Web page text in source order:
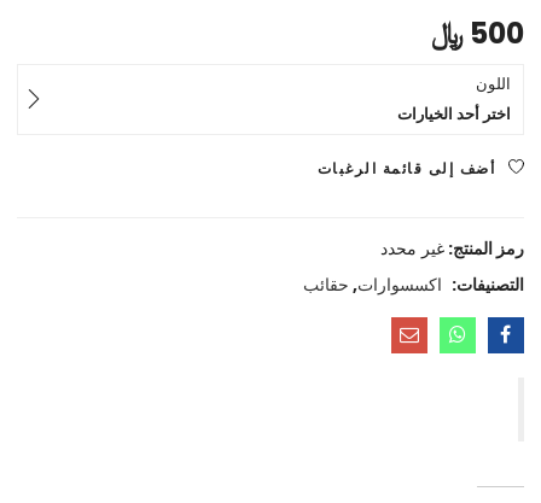
500 ﷼
اللون
اختر أحد الخيارات
أضف إلى قائمة الرغبات
رمز المنتج:غير محدد
التصنيفات: اكسسوارات, حقائب